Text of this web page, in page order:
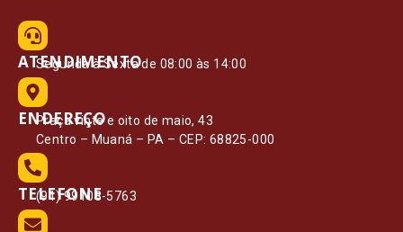
ATENDIMENTO
Segunda à Sexta de 08:00 às 14:00
ENDEREÇO
Praça vinte e oito de maio, 43
Centro – Muaná – PA – CEP: 68825-000
TELEFONE
(91) 99108-5763